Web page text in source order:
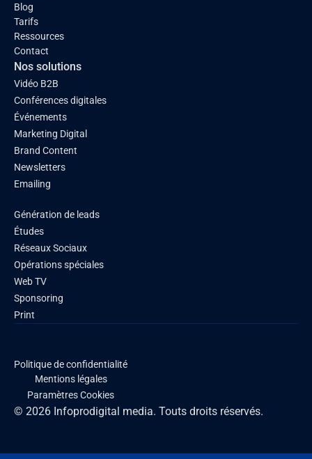
Blog
Tarifs
Ressources
Contact
Nos solutions
Vidéo B2B
Conférences digitales
Événements
Marketing Digital
Brand Content
Newsletters
Emailing
Génération de leads
Études
Réseaux Sociaux
Opérations spéciales
Web TV
Sponsoring
Print
© 2026 Infoprodigital media. Touts droits réservés.
Politique de confidentialité
Mentions légales
Paramètres Cookies